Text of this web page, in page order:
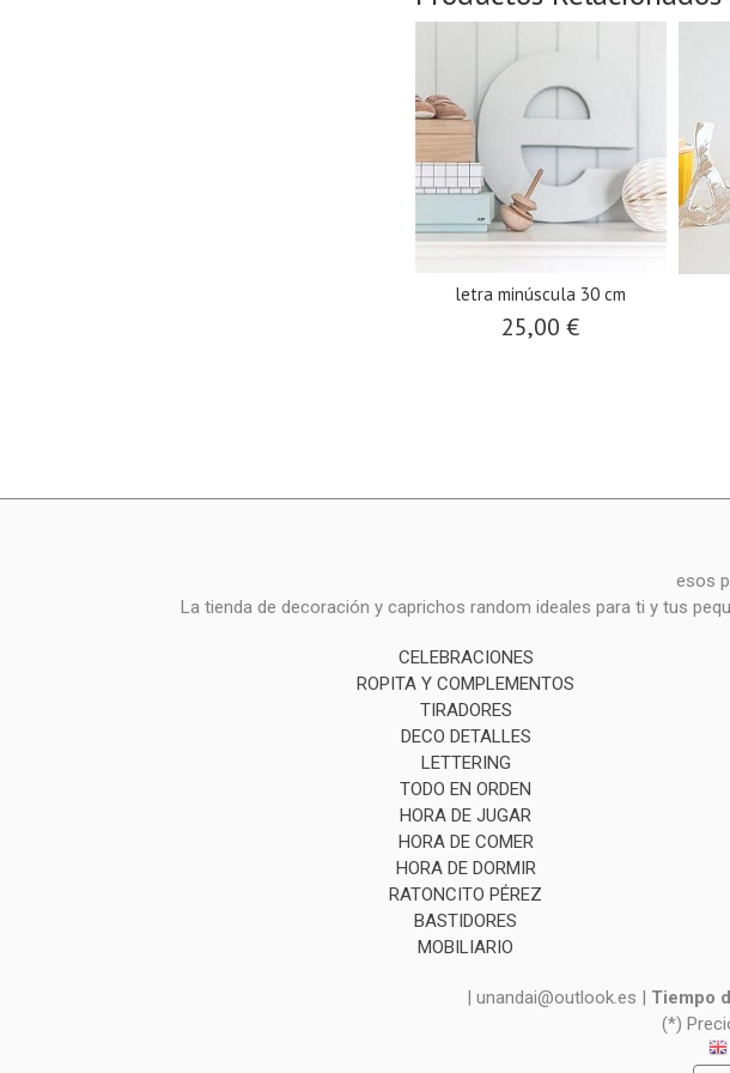
letra minúscula 30 cm
25,00 €
esos
La tienda de decoración y caprichos random ideales para ti y tus
CELEBRACIONES
ROPITA Y COMPLEMENTOS
TIRADORES
DECO DETALLES
LETTERING
TODO EN ORDEN
HORA DE JUGAR
HORA DE COMER
HORA DE DORMIR
RATONCITO PÉREZ
BASTIDORES
MOBILIARIO
| unandai@outlook.es | Tiempo
(*)